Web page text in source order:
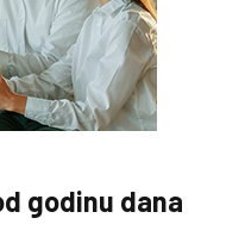
godinu dana